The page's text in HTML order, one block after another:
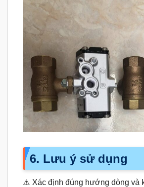
6. Lưu ý sử dụng
⚠️ Xác định đúng hướng dòng và